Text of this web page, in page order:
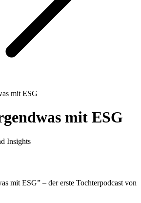
mit ESG
mit ESG
Insights
mit ESG” – der erste Tochterpodcast von